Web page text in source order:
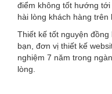
điểm không tốt hướng
hài lòng khách hàng
Thiết kế tốt nguyện
bạn, đơn vị thiết kế
nghiệm 7 năm trong
lòng.